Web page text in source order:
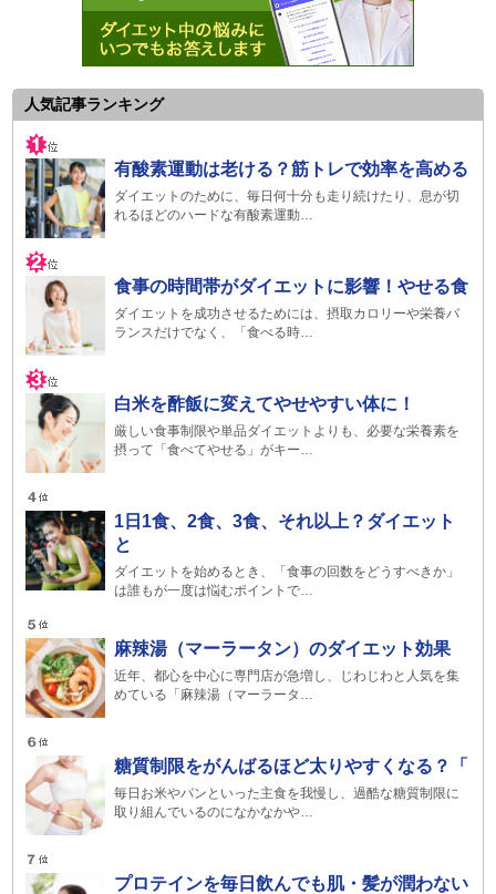
人気記事ランキング
有酸素運動は老ける？筋トレで効率を高める
ダイエットのために、毎日何十分も走り続けたり、息が切
れるほどのハードな有酸素運動…
食事の時間帯がダイエットに影響！やせる食
ダイエットを成功させるためには、摂取カロリーや栄養バ
ランスだけでなく、「食べる時…
白米を酢飯に変えてやせやすい体に！
厳しい食事制限や単品ダイエットよりも、必要な栄養素を
摂って「食べてやせる」がキー…
1日1食、2食、3食、それ以上？ダイエット
と
ダイエットを始めるとき、「食事の回数をどうすべきか」
は誰もが一度は悩むポイントで…
麻辣湯（マーラータン）のダイエット効果
近年、都心を中心に専門店が急増し、じわじわと人気を集
めている「麻辣湯（マーラータ…
糖質制限をがんばるほど太りやすくなる？「
毎日お米やパンといった主食を我慢し、過酷な糖質制限に
取り組んでいるのになかなかや…
プロテインを毎日飲んでも肌・髪が潤わない